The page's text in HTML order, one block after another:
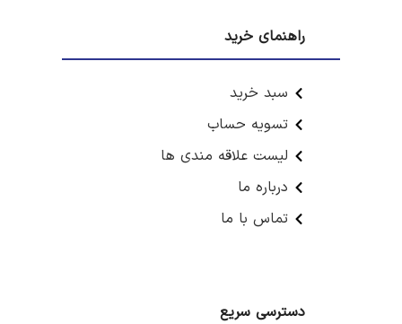
راهنمای خرید
سبد خرید
تسویه حساب
لیست علاقه مندی ها
درباره ما
تماس با ما
دسترسی سریع